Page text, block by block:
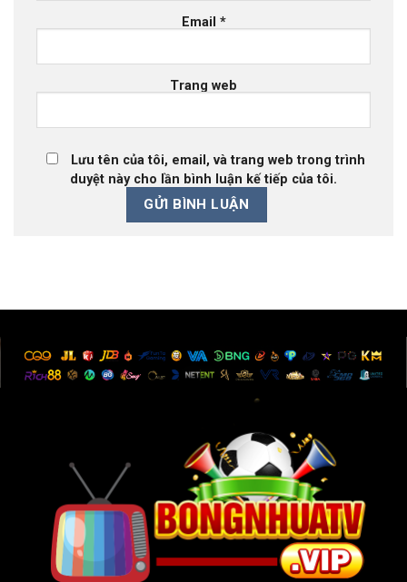
Email *
Trang web
Lưu tên của tôi, email, và trang web trong trình
duyệt này cho lần bình luận kế tiếp của tôi.